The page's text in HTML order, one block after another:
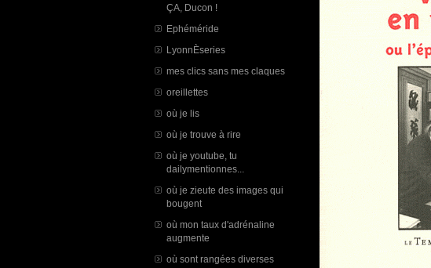
ÇA, Ducon !
Ephéméride
LyonnÈseries
mes clics sans mes claques
oreillettes
où je lis
où je trouve à rire
où je youtube, tu
dailymentionnes...
où je zieute des images qui
bougent
où mon taux d'adrénaline
augmente
où sont rangées diverses